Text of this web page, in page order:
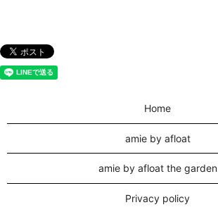
Home
amie by afloat
amie by afloat the garden
Privacy policy